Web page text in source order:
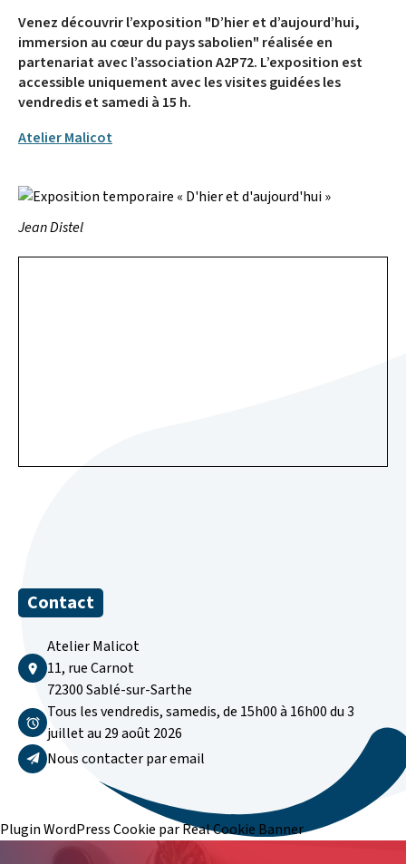
Venez découvrir l’exposition "D’hier et d’aujourd’hui,
immersion au cœur du pays sabolien" réalisée en
partenariat avec l’association A2P72. L’exposition est
accessible uniquement avec les visites guidées les
vendredis et samedi à 15 h.
Atelier Malicot
Jean Distel
Contact
Atelier Malicot
11, rue Carnot
72300 Sablé-sur-Sarthe
Tous les vendredis, samedis, de 15h00 à 16h00 du 3
juillet au 29 août 2026
Nous contacter par email
Plugin WordPress Cookie par Real Cookie Banner